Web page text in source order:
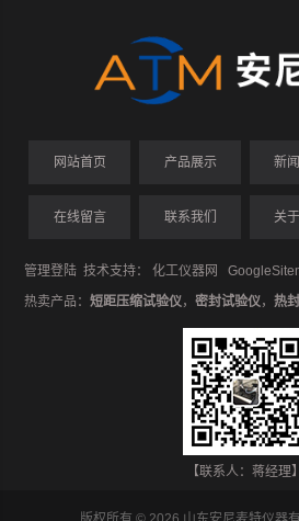
网站首页 产品展示 新
在线留言 联系我们 关
管理登陆 技术支持：化工仪器网
热卖产品：短距压缩试验仪，密封试验仪，热
【联系人：蒋经理】